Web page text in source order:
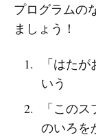
プログラムの
ましょう！
「はた
いう
「この
のいろを